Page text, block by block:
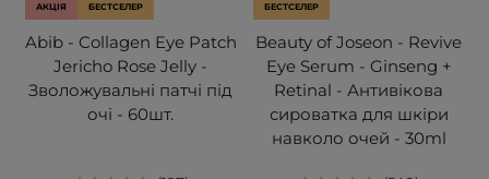
АКЦІЯ БЕСТСЕЛЕР
Abib - Collagen Eye Patch
Jericho Rose Jelly -
Зволожувальні патчі під
очі - 60шт.
БЕСТСЕЛЕР
Beauty of Joseon - Revive
Eye Serum - Ginseng +
Retinal - Антивікова
сироватка для шкіри
навколо очей - 30ml